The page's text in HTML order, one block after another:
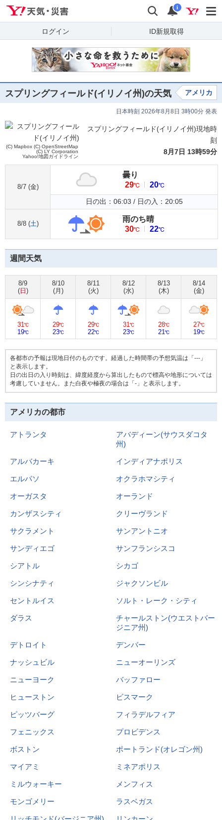
検索 通知
i
ログイン ID新規取得
スプリングフィールド(イリノイ州)の天気 アメリカ
日本時刻 2026年8月8日 3時00分 発表
(C) Mapbox (C) OpenStreetMap
(C) LY Corporation
Yahoo!地図ガイドライン
スプリングフィールド(イリノイ州)現地時
刻
8月7日 13時59分
8/7 (金)
曇り
29℃ 20℃
日の出：06:03 / 日の入：20:05
8/8 (土)
雨のち晴
30℃ 22℃
週間天気
8/9
(日 )
8/10
(月 )
8/11
(火)
8/12
(水)
8/13
(木)
8/14
(金)
31℃
19℃
29℃
23℃
29℃
22℃
31℃
23℃
28℃
21℃
27℃
19℃
各都市の予報は現地日付のものです。経過した時間帯の予想気温は「---」
と表示します。
日の出日の入り時刻は、緯度経度から算出したもので標高や地形については
考慮していません。また白夜や極夜の場合は「-」と表示します。
アメリカの都市
アトランタ
アバディーン(サウスダコタ
州)
アルバカーキ インディアナポリス
エルパソ オクラホマシティ
オーガスタ オーランド
カンザスシティ クリーヴランド
サクラメント サンアントニオ
サンディエゴ サンフランシスコ
シアトル シカゴ
シンシナティ ジャクソンビル
セントルイス ソルト・レーク・シティ
ダラス
チャールストン(ウエストバー
ジニア州)
デトロイト デンバー
ナッシュビル ニューオーリンズ
ニューヨーク バッファロー
ヒューストン ビスマーク
ピッツバーグ フィラデルフィア
フェニックス プロビデンス
ボストン ポートランド(オレゴン州)
マイアミ ミネアポリス
ミルウォーキー メンフィス
モンゴメリー ラスベガス